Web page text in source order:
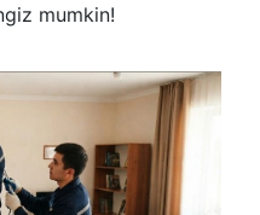
mumkin!